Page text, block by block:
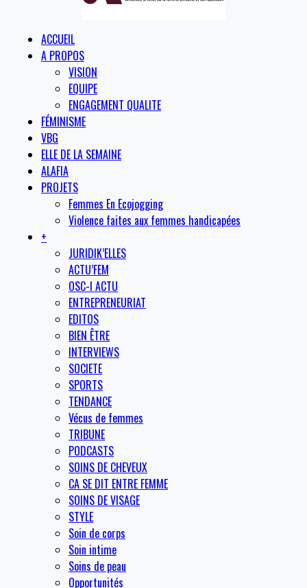
ACCUEIL
A PROPOS
VISION
EQUIPE
ENGAGEMENT QUALITE
FÉMINISME
VBG
ELLE DE LA SEMAINE
ALAFIA
PROJETS
Femmes En Ecojogging
Violence faites aux femmes handicapées
+
JURIDIK’ELLES
ACTU’FEM
OSC-I ACTU
ENTREPRENEURIAT
EDITOS
BIEN ÊTRE
INTERVIEWS
SOCIETE
SPORTS
TENDANCE
Vécus de femmes
TRIBUNE
PODCASTS
SOINS DE CHEVEUX
CA SE DIT ENTRE FEMME
SOINS DE VISAGE
STYLE
Soin de corps
Soin intime
Soins de peau
Opportunités